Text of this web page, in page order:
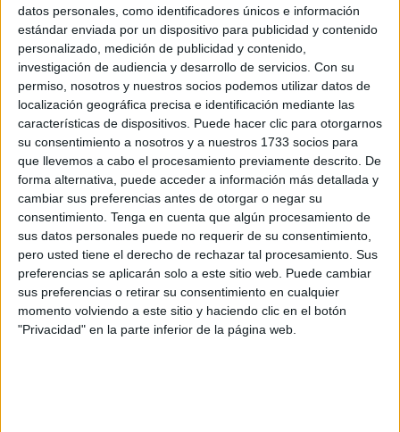
datos personales, como identificadores únicos e información
estándar enviada por un dispositivo para publicidad y contenido
personalizado, medición de publicidad y contenido,
investigación de audiencia y desarrollo de servicios. Con su
permiso, nosotros y nuestros socios podemos utilizar datos de
localización geográfica precisa e identificación mediante las
características de dispositivos. Puede hacer clic para otorgarnos
su consentimiento a nosotros y a nuestros 1733 socios para
que llevemos a cabo el procesamiento previamente descrito. De
forma alternativa, puede acceder a información más detallada y
cambiar sus preferencias antes de otorgar o negar su
consentimiento. Tenga en cuenta que algún procesamiento de
sus datos personales puede no requerir de su consentimiento,
pero usted tiene el derecho de rechazar tal procesamiento. Sus
preferencias se aplicarán solo a este sitio web. Puede cambiar
sus preferencias o retirar su consentimiento en cualquier
momento volviendo a este sitio y haciendo clic en el botón
"Privacidad" en la parte inferior de la página web.
personal” que tiene la Dirección.
“Los guardias civiles se encuentran ya en estas fechas
realizando sus peticiones devacaciones de veranoy
ahora, con esta medida improvisada, ven una vez más
penalizada su conciliación laboral y familiar”.
Dice la asociación que desde el Mando de Operaciones se
ha informado a las asociaciones profesionales de la
intención de implementar ya este verano ese proyecto
piloto.
Si los agentes renuncian a vacaciones en turnos de
verano, entre el 15 de junio y el 15 de septiembre,
recibirían una compensación de 1.188 euros.
Según AUGC se implementa ese proyecto a consecuencia